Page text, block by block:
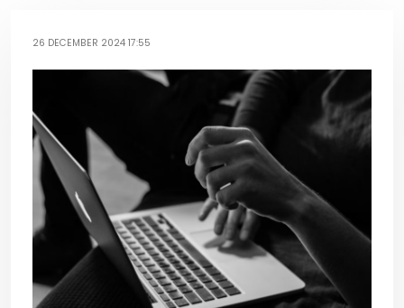
26 DECEMBER 2024 17:55